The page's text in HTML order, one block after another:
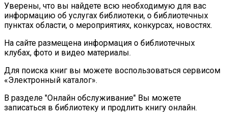
Уверены, что вы найдете всю необходимую для вас
информацию об услугах библиотеки, о библиотечных
пунктах области, о мероприятиях, конкурсах, новостях.
На сайте размещена информация о библиотечных
клубах, фото и видео материалы.
Для поиска книг вы можете воспользоваться сервисом
«Электронный каталог».
В разделе "Онлайн обслуживание" Вы можете
записаться в библиотеку и продлить книгу онлайн.